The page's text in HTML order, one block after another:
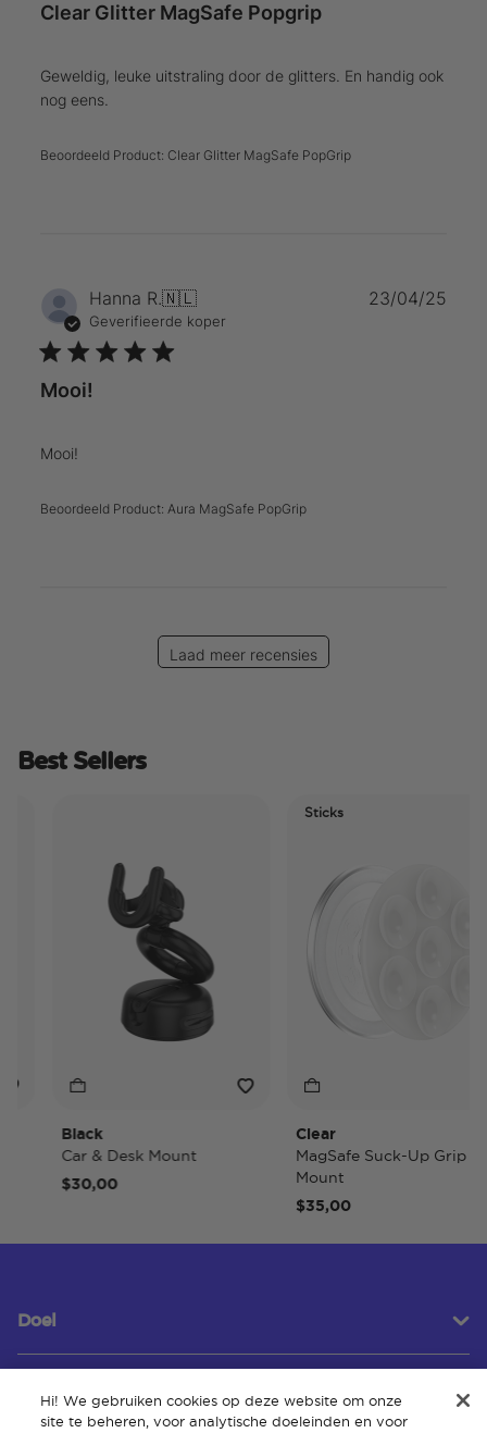
Clear Glitter MagSafe Popgrip
Geweldig, leuke uitstraling door de glitters. En handig ook
nog eens.
Beoordeeld Product: Clear Glitter MagSafe PopGrip
Hanna R.🇳🇱
Geverifieerde koper
Mooi!
Mooi!
Beoordeeld Product: Aura MagSafe PopGrip
23/04/25
Laad meer recensies
Best Sellers
Black
Car & Desk Mount
$30,00
Sticks
Clear
MagSafe Suck-Up Grip &
Mount
$35,00
Doel
Klantenservice
Hi! We gebruiken cookies op deze website om onze
site te beheren, voor analytische doeleinden en voor